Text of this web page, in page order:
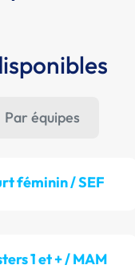
Par équipes
féminin / SEF
1 et + / MAM